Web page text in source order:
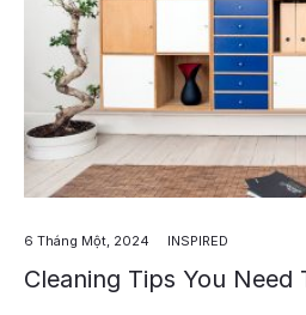
6 Tháng Một, 2024 INSPIRED
Cleaning Tips You Need